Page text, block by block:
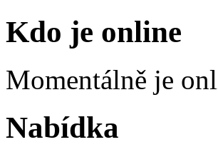
Kdo je online
Momentálně je
Nabídka